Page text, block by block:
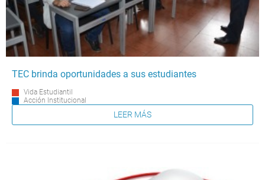
TEC brinda oportunidades a sus estudiantes
Vida Estudiantil
Acción Institucional
LEER MÁS